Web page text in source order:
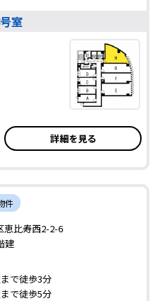
室
詳細を見る
件
恵比寿西2-2-6
建
で徒歩3分
で徒歩5分